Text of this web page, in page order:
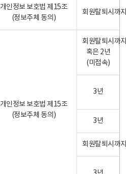
개인정보 보호법 제15조
(정보주체 동의)
회원탈퇴시까
개인정보 보호법 제15조
(정보주체 동의)
회원탈퇴시까
혹은 2년
(미접속)
3년
3년
회원탈퇴시까